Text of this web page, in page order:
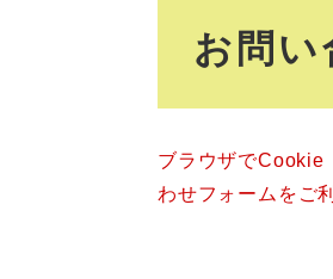
お問い
ブラウザでCookie
わせフォームをご